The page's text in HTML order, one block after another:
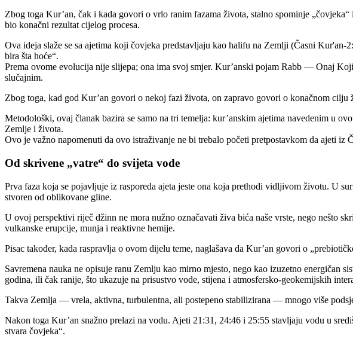
Zbog toga Kur’an, čak i kada govori o vrlo ranim fazama života, stalno spominje
bio konačni rezultat cijelog procesa.
Ova ideja slaže se sa ajetima koji čovjeka predstavljaju kao halifu na Zemlji (Časni
bira šta hoće“.
Prema ovome evolucija nije slijepa; ona ima svoj smjer. Kur’anski pojam Rabb — Onaj
slučajnim.
Zbog toga, kad god Kur’an govori o nekoj fazi života, on zapravo govori o konačnom
Metodološki, ovaj članak bazira se samo na tri temelja: kur’anskim ajetima navedenim u
Zemlje i života.
Ovo je važno napomenuti da ovo istraživanje ne bi trebalo početi pretpostavkom da ajeti
Od skrivene „vatre“ do svijeta vode
Prva faza koja se pojavljuje iz rasporeda ajeta jeste ona koja prethodi vidljivom životu. U
stvoren od oblikovane gline.
U ovoj perspektivi riječ džinn ne mora nužno označavati živa bića naše vrste, nego
vulkanske erupcije, munja i reaktivne hemije.
Pisac također, kada raspravlja o ovom dijelu teme, naglašava da Kur’an govori o
Savremena nauka ne opisuje ranu Zemlju kao mirno mjesto, nego kao izuzetno
godina, ili čak ranije, što ukazuje na prisustvo vode, stijena i atmosfersko-geokemijskih
Takva Zemlja — vrela, aktivna, turbulentna, ali postepeno stabilizirana — mnogo više
Nakon toga Kur’an snažno prelazi na vodu. Ajeti 21:31, 24:46 i 25:55 stavljaju vodu u
stvara čovjeka“.